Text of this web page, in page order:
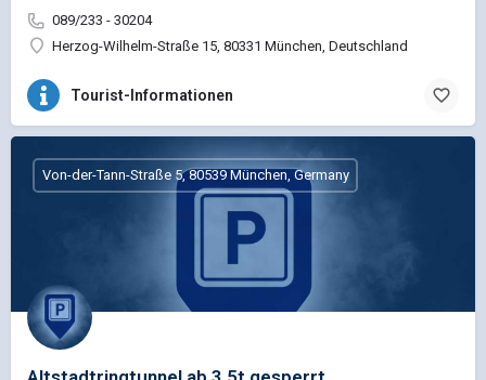
089/233 - 30204
Herzog-Wilhelm-Straße 15, 80331 München, Deutschland
Tourist-Informationen
Von-der-Tann-Straße 5, 80539 München, Germany